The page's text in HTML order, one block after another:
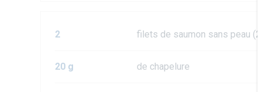
2 filets de saumon sans peau
20 g de chapelure